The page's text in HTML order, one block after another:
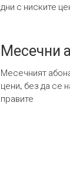
дни с ниските
Месечни
Месечният
цени, без да се
правите